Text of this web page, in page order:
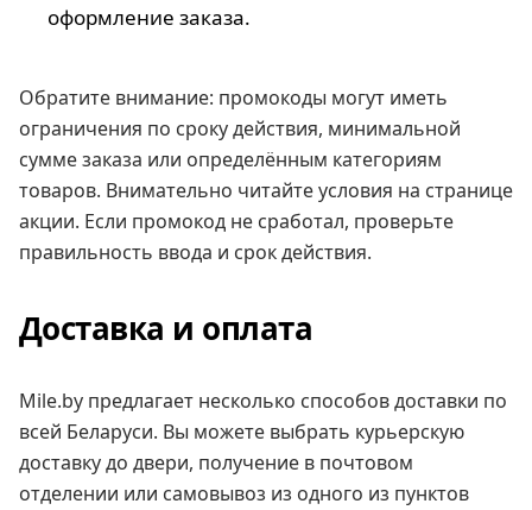
оформление заказа.
Обратите внимание: промокоды могут иметь
ограничения по сроку действия, минимальной
сумме заказа или определённым категориям
товаров. Внимательно читайте условия на странице
акции. Если промокод не сработал, проверьте
правильность ввода и срок действия.
Доставка и оплата
Mile.by предлагает несколько способов доставки по
всей Беларуси. Вы можете выбрать курьерскую
доставку до двери, получение в почтовом
отделении или самовывоз из одного из пунктов